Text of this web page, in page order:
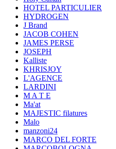
HOTEL PARTICULIER
HYDROGEN
J Brand
JACOB COHEN
JAMES PERSE
JOSEPH
Kalliste
KHRISJOY
L'AGENCE
LARDINI
M A T E
Ma'at
MAJESTIC filatures
Malo
manzoni24
MARCO DEL FORTE